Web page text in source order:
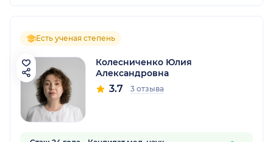
Есть ученая степень
Колесниченко Юлия
Александровна
3.7 3 отзыва